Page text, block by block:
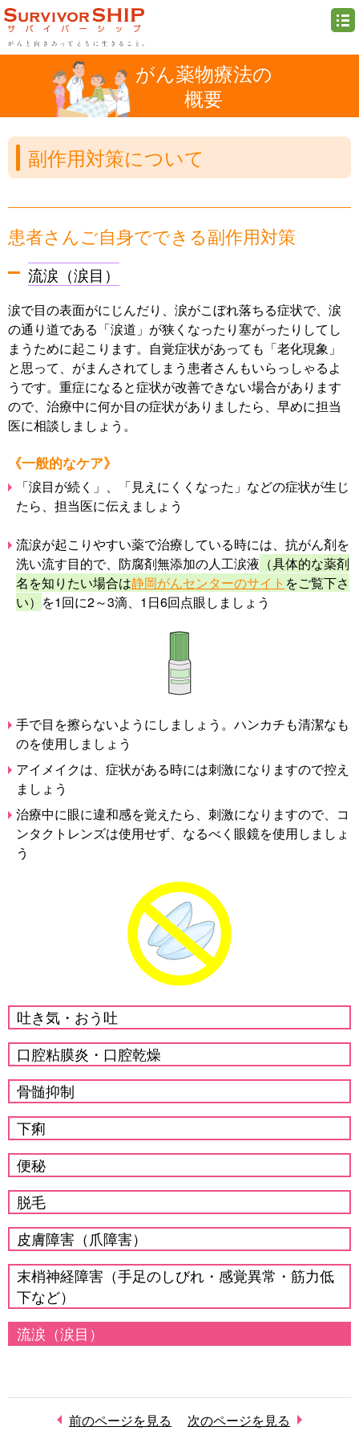
がん薬物療法の
概要
副作用対策について
患者さんご自身でできる副作用対策
流涙（涙目）
涙で目の表面がにじんだり、涙がこぼれ落ちる症状で、涙
の通り道である「涙道」が狭くなったり塞がったりしてし
まうために起こります。自覚症状があっても「老化現象」
と思って、がまんされてしまう患者さんもいらっしゃるよ
うです。重症になると症状が改善できない場合があります
ので、治療中に何か目の症状がありましたら、早めに担当
医に相談しましょう。
《一般的なケア》
「涙目が続く」、「見えにくくなった」などの症状が生じ
たら、担当医に伝えましょう
流涙が起こりやすい薬で治療している時には、抗がん剤を
洗い流す目的で、防腐剤無添加の人工涙液 （具体的な薬剤
名を知りたい場合は静岡がんセンターのサイト をご覧下さ
い） を1回に2～3滴、1日6回点眼しましょう
手で目を擦らないようにしましょう。ハンカチも清潔なも
のを使用しましょう
アイメイクは、症状がある時には刺激になりますので控え
ましょう
治療中に眼に違和感を覚えたら、刺激になりますので、コ
ンタクトレンズは使用せず、なるべく眼鏡を使用しましょ
う
吐き気・おう吐
口腔粘膜炎・口腔乾燥
骨髄抑制
下痢
便秘
脱毛
皮膚障害（爪障害）
末梢神経障害（手足のしびれ・感覚異常・筋力低
下など）
流涙（涙目）
前のページを見る 次のページを見る